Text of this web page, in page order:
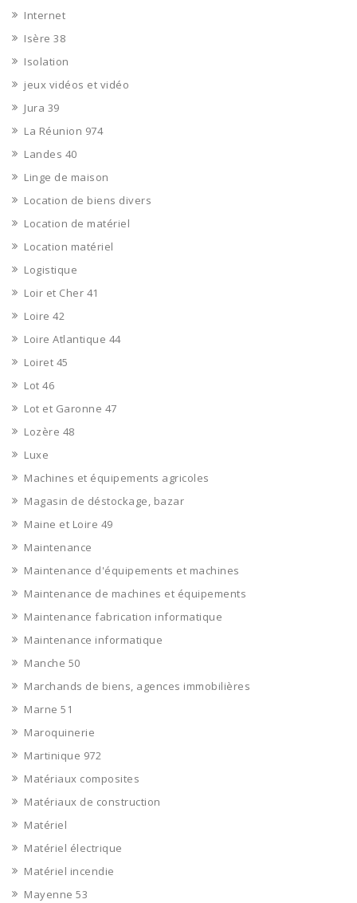
Internet
Isère 38
Isolation
jeux vidéos et vidéo
Jura 39
La Réunion 974
Landes 40
Linge de maison
Location de biens divers
Location de matériel
Location matériel
Logistique
Loir et Cher 41
Loire 42
Loire Atlantique 44
Loiret 45
Lot 46
Lot et Garonne 47
Lozère 48
Luxe
Machines et équipements agricoles
Magasin de déstockage, bazar
Maine et Loire 49
Maintenance
Maintenance d'équipements et machines
Maintenance de machines et équipements
Maintenance fabrication informatique
Maintenance informatique
Manche 50
Marchands de biens, agences immobilières
Marne 51
Maroquinerie
Martinique 972
Matériaux composites
Matériaux de construction
Matériel
Matériel électrique
Matériel incendie
Mayenne 53